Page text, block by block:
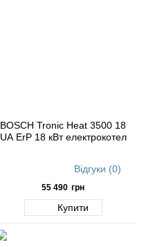
BOSCH Tronic Heat 3500 18
UA ErP 18 кВт електрокотел
Відгуки (0)
55 490 грн
Купити